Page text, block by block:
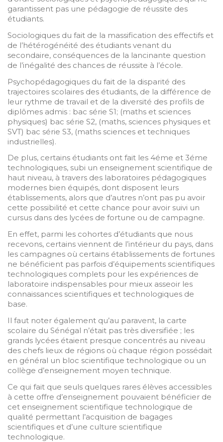
garantissent pas une pédagogie de réussite des
étudiants.
Sociologiques du fait de la massification des effectifs et
de l’hétérogénéité des étudiants venant du
secondaire, conséquences de la lancinante question
de l’inégalité des chances de réussite à l’école.
Psychopédagogiques du fait de la disparité des
trajectoires scolaires des étudiants, de la différence de
leur rythme de travail et de la diversité des profils de
diplômes admis : bac série S1; (maths et sciences
physiques) bac série S2, (maths, sciences physiques et
SVT) bac série S3, (maths sciences et techniques
industrielles).
De plus, certains étudiants ont fait les 4éme et 3éme
technologiques, subi un enseignement scientifique de
haut niveau, à travers des laboratoires pédagogiques
modernes bien équipés, dont disposent leurs
établissements, alors que d’autres n’ont pas pu avoir
cette possibilité et cette chance pour avoir suivi un
cursus dans des lycées de fortune ou de campagne.
En effet, parmi les cohortes d’étudiants que nous
recevons, certains viennent de l’intérieur du pays, dans
les campagnes où certains établissements de fortunes
ne bénéficient pas parfois d’équipements scientifiques
technologiques complets pour les expériences de
laboratoire indispensables pour mieux asseoir les
connaissances scientifiques et technologiques de
base.
Il faut noter également qu’au paravent, la carte
scolaire du Sénégal n’était pas très diversifiée ; les
grands lycées étaient presque concentrés au niveau
des chefs lieux de régions où chaque région possédait
en général un bloc scientifique technologique ou un
collège d’enseignement moyen technique.
Ce qui fait que seuls quelques rares élèves accessibles
à cette offre d’enseignement pouvaient bénéficier de
cet enseignement scientifique technologique de
qualité permettant l’acquisition de bagages
scientifiques et d’une culture scientifique
technologique.